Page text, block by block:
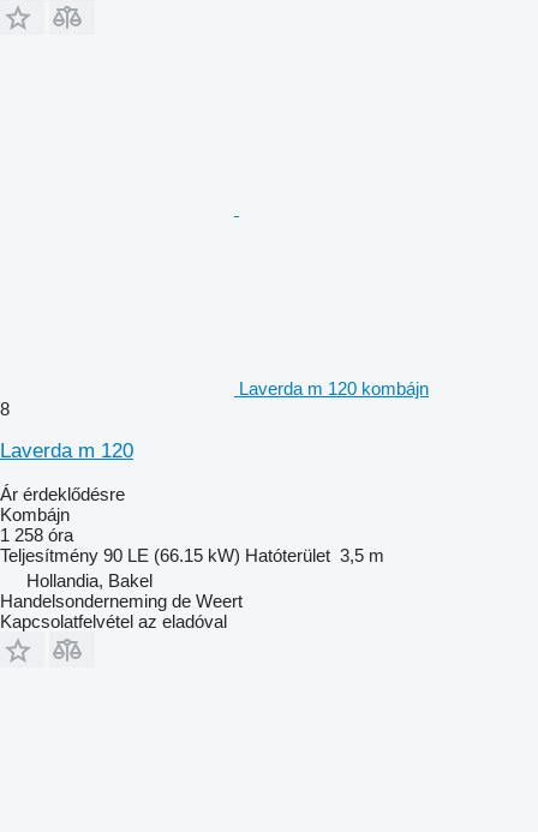
Laverda m 120 kombájn
8
Laverda m 120
Ár érdeklődésre
Kombájn
1 258 óra
Teljesítmény 90 LE (66.15 kW) Hatóterület 3,5 m
Hollandia, Bakel
Handelsonderneming de Weert
Kapcsolatfelvétel az eladóval